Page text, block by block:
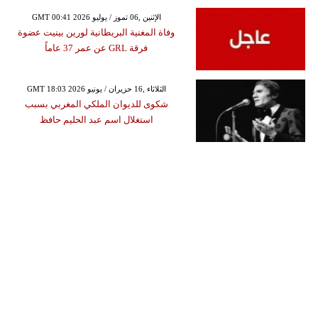
GMT 00:41 2026 الإثنين ,06 تموز / يوليو
وفاة المغنية البريطانية لورين بينيت عضوة
فرقة GRL عن عمر 37 عاماً
GMT 18:03 2026 الثلاثاء ,16 حزيران / يونيو
شكوى للديوان الملكي المغربي بسبب
استغلال اسم عبد الحليم حافظ